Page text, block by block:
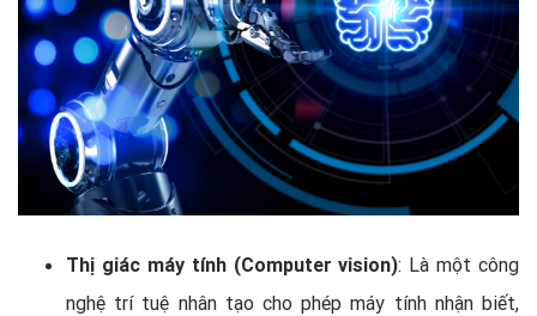
Thị giác máy tính (Computer vision): Là một công
nghệ trí tuệ nhân tạo cho phép máy tính nhận biết,